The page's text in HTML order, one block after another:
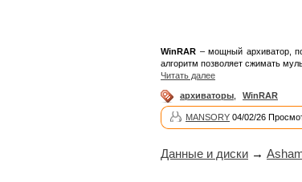
WinRAR – мощный архиватор,
алгоритм позволяет сжимать
Читать далее
архиваторы WinRAR
MANSORY 04/02/26
Данные и диски →